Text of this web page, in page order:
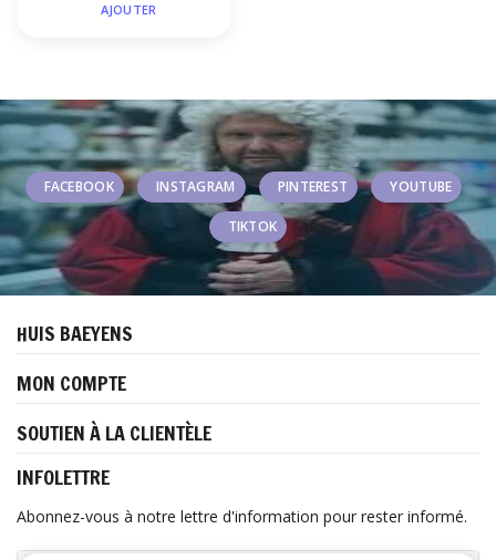
AJOUTER
FACEBOOK INSTAGRAM PINTEREST YOUTUBE
TIKTOK
HUIS BAEYENS
MON COMPTE
SOUTIEN À LA CLIENTÈLE
INFOLETTRE
Abonnez-vous à notre lettre d'information pour rester informé.